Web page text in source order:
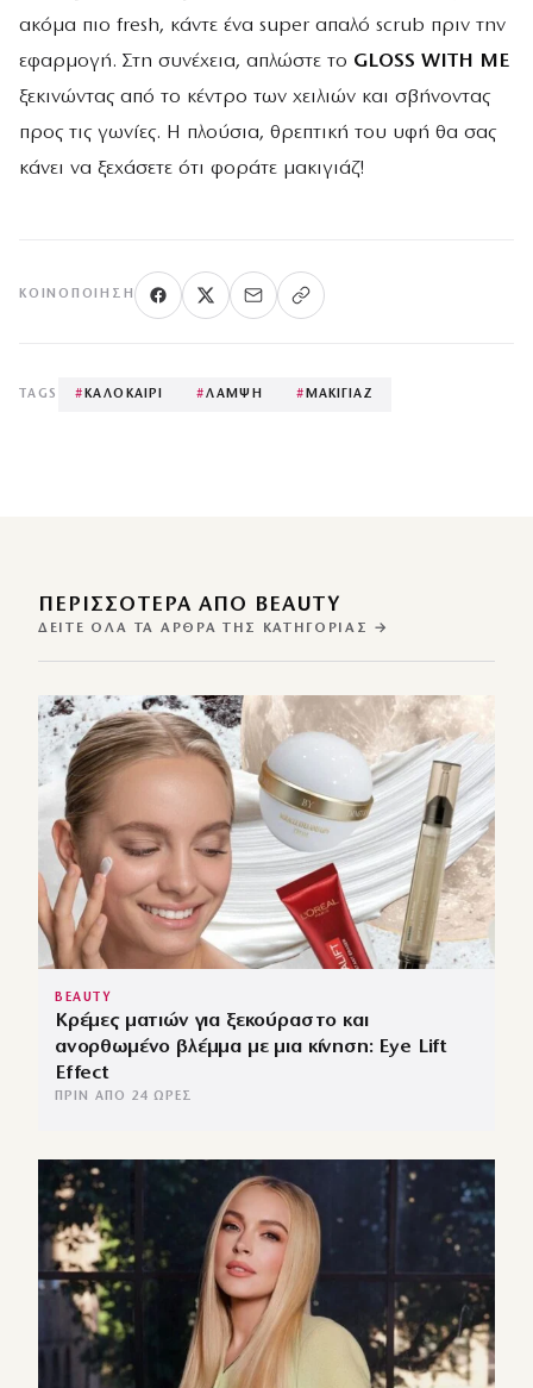
ακόμα πιο fresh, κάντε ένα super απαλό scrub πριν την
εφαρμογή. Στη συνέχεια, απλώστε το GLOSS WITH ME
ξεκινώντας από το κέντρο των χειλιών και σβήνοντας
προς τις γωνίες. Η πλούσια, θρεπτική του υφή θα σας
κάνει να ξεχάσετε ότι φοράτε μακιγιάζ!
ΚΟΙΝΟΠΟΊΗΣΗ
TAGS # ΚΑΛΟΚΑΙΡΙ #ΛΑΜΨΗ # ΜΑΚΙΓΙΑΖ
ΠΕΡΙΣΣΌΤΕΡΑ ΑΠΌ BEAUTY
ΔΕΊΤΕ ΌΛΑ ΤΑ ΆΡΘΡΑ ΤΗΣ ΚΑΤΗΓΟΡΊΑΣ →
BEAUTY
Κρέμες ματιών για ξεκούραστο και
ανορθωμένο βλέμμα με μια κίνηση: Eye Lift
Effect
ΠΡΙΝ ΑΠΌ 24 ΏΡΕΣ